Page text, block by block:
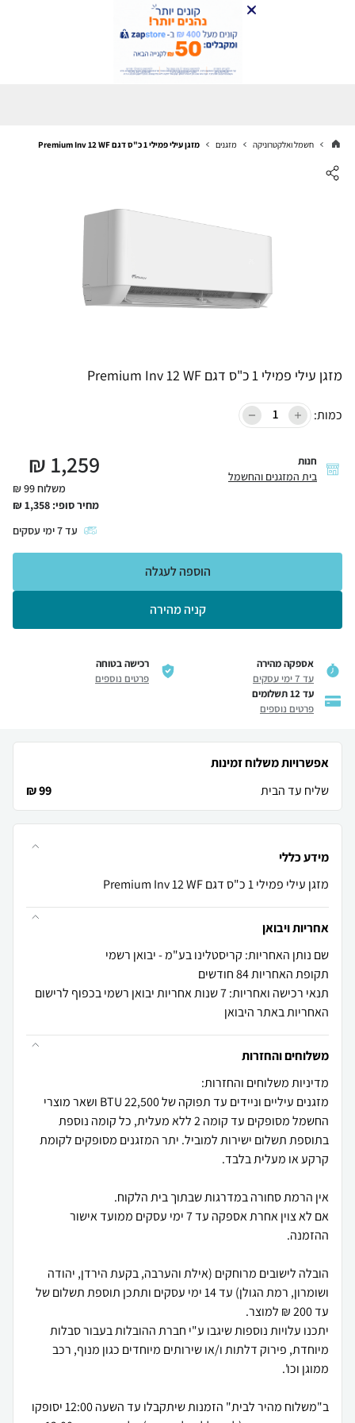
חשמל ואלקטרוניקה מזגנים מזגן עילי פמילי 1 כ"ס דגם Premium Inv 12 WF
מזגן עילי פמילי 1 כ"ס דגם Premium Inv 12 WF
כמות:
חנות
בית המזגנים והחשמל 1,259
₪
משלוח 99 ₪
מחיר סופי: 1,358
₪
עד7ימי עסקים
קניה מהירה
הוספה לעגלה
אספקה מהירה
עד 7 ימי עסקים
רכישה בטוחה
פרטים נוספים
עד 12 תשלומים
פרטים נוספים
אפשרויות משלוח זמינות
שליח עד הבית
99 ₪
מידע כללי
מזגן עילי פמילי 1 כ"ס דגם Premium Inv 12 WF
אחריות ויבואן
שם נותן האחריות: קריסטלינו בע"מ - יבואן רשמי
תקופת האחריות 84 חודשים
תנאי רכישה ואחריות: 7 שנות אחריות יבואן רשמי בכפוף לרישום
האחריות באתר היבואן
משלוחים והחזרות
מזגנים עיליים וניידים עד תפוקה של 22,500 BTU ושאר מוצרי
החשמל מסופקים עד קומה 2 ללא מעלית, כל קומה נוספת
בתוספת תשלום ישירות למוביל. יתר המזגנים מסופקים לקומת
אם לא צוין אחרת אספקה עד 7 ימי עסקים ממועד אישור
הובלה לישובים מרוחקים (אילת והערבה, בקעת הירדן, יהודה
ושומרון, רמת הגולן) עד 14 ימי עסקים ותתכן תוספת תשלום של
יתכנו עלויות נוספות שיגבו ע"י חברת ההובלות בעבור סבלות
מיוחדת, פירוק דלתות ו/או שירותים מיוחדים כגון מנוף, רכב
ב"משלוח מהיר לבית" הזמנות שיתקבלו עד השעה 12:00 יסופקו